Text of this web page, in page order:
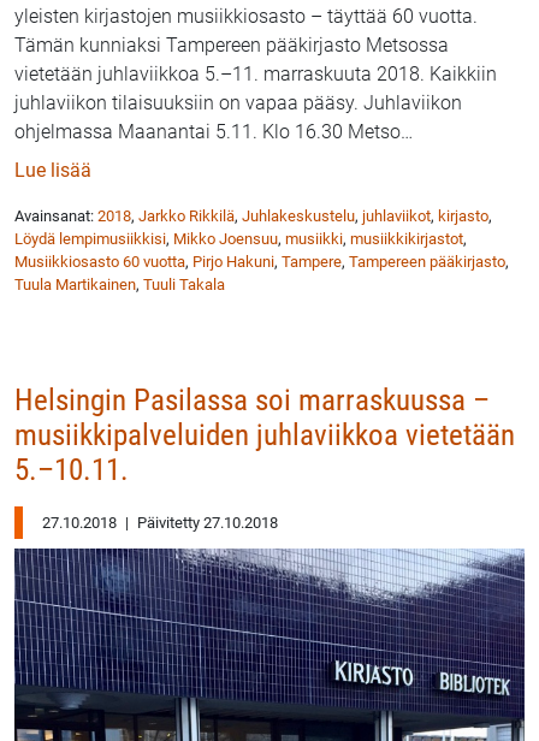
yleisten kirjastojen musiikkiosasto – täyttää 60 vuotta.
Tämän kunniaksi Tampereen pääkirjasto Metsossa
vietetään juhlaviikkoa 5.–11. marraskuuta 2018. Kaikkiin
juhlaviikon tilaisuuksiin on vapaa pääsy. Juhlaviikon
ohjelmassa Maanantai 5.11. Klo 16.30 Metso …
Lue lisää
Avainsanat: 2018, Jarkko Rikkilä, Juhlakeskustelu, juhlaviikot, kirjasto,
Löydä lempimusiikkisi, Mikko Joensuu, musiikki, musiikkikirjastot,
Musiikkiosasto 60 vuotta, Pirjo Hakuni, Tampere, Tampereen pääkirjasto,
Tuula Martikainen, Tuuli Takala
Helsingin Pasilassa soi marraskuussa –
musiikkipalveluiden juhlaviikkoa vietetään
5.–10.11.
27.10.2018 | Päivitetty 27.10.2018